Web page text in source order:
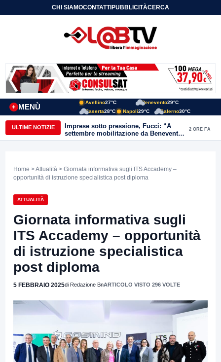
CHI SIAMOCONTATTIPUBBLICITÀCERCA
MENÙ
+
Avellino27°C Benevento29°C
Caserta28°C Napoli29°C Salerno30°C
ULTIME NOTIZIE
Imprese sotto pressione, Fucci: “A
settembre mobilitazione da Benevento
e Avellino”
2 ORE FA
Home >Attualità > Giornata informativa sugli ITS Accademy –
opportunità di istruzione specialistica post diploma
ATTUALITÀ
Giornata informativa sugli
ITS Accademy – opportunità
di istruzione specialistica
post diploma
5 FEBBRAIO 2025di Redazione BnARTICOLO VISTO 296 VOLTE